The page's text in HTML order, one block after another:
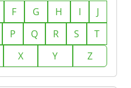
F G H I
J
P Q R S
T
X Y Z